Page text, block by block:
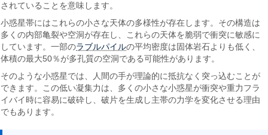
されていることを意味します。
小惑星帯にはこれらの小さな天体の多様性が存在します。その構造は
多くの内部亀裂や空洞が存在し、これらの天体を脆弱で衝突に敏感に
しています。一部のラブルパイルの平均密度は固体岩石よりも低く、
体積の最大50％が多孔質の空洞である可能性があります。
そのような小惑星では、人間の手が理論的に抵抗なく突っ込むことが
できます。この低い凝集力は、多くの小さな小惑星が衝突や重力フラ
イバイ時に容易に破砕し、破片を生成し主帯の力学を変化させる理由
でもあります。